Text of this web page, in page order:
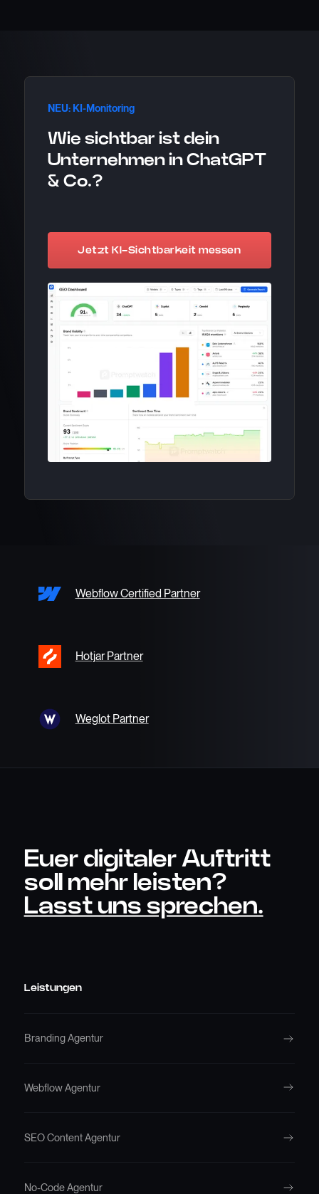
NEU: KI-Monitoring
Wie sichtbar ist dein
Unternehmen in ChatGPT
& Co.?
Jetzt KI-Sichtbarkeit messen
Webflow Certified Partner
Hotjar Partner
Weglot Partner
Euer digitaler Auftritt
soll mehr leisten?
Lasst uns sprechen.
Leistungen
Branding Agentur
Webflow Agentur
SEO Content Agentur
No-Code Agentur